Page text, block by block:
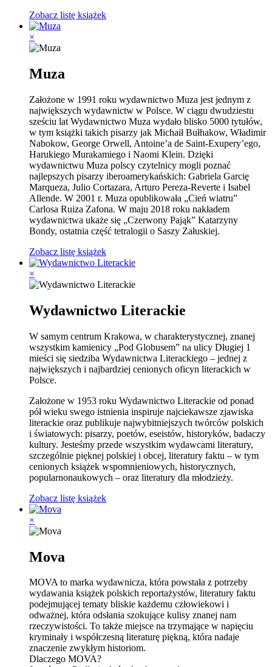
Zobacz listę książek
×
Muza
Założone w 1991 roku wydawnictwo Muza jest jednym z
największych wydawnictw w Polsce. W ciągu dwudziestu
sześciu lat Wydawnictwo Muza wydało blisko 5000 tytułów,
w tym książki takich pisarzy jak Michaił Bułhakow, Władimir
Nabokow, George Orwell, Antoine’a de Saint-Exupery’ego,
Harukiego Murakamiego i Naomi Klein. Dzięki
wydawnictwu Muza polscy czytelnicy mogli poznać
najlepszych pisarzy iberoamerykańskich: Gabriela Garcię
Marqueza, Julio Cortazara, Arturo Pereza-Reverte i Isabel
Allende. W 2001 r. Muza opublikowała „Cień wiatru”
Carlosa Ruiza Zafona. W maju 2018 roku nakładem
wydawnictwa ukaże się „Czerwony Pająk” Katarzyny
Bondy, ostatnia część tetralogii o Saszy Załuskiej.
Zobacz listę książek
×
Wydawnictwo Literackie
W samym centrum Krakowa, w charakterystycznej, znanej
wszystkim kamienicy „Pod Globusem” na ulicy Długiej 1
mieści się siedziba Wydawnictwa Literackiego – jednej z
największych i najbardziej cenionych oficyn literackich w
Polsce.
Założone w 1953 roku Wydawnictwo Literackie od ponad
pół wieku swego istnienia inspiruje najciekawsze zjawiska
literackie oraz publikuje najwybitniejszych twórców polskich
i światowych: pisarzy, poetów, eseistów, historyków, badaczy
kultury. Jesteśmy przede wszystkim wydawcami literatury,
szczególnie pięknej polskiej i obcej, literatury faktu – w tym
cenionych książek wspomnieniowych, historycznych,
popularnonaukowych – oraz literatury dla młodzieży.
Zobacz listę książek
×
Mova
MOVA to marka wydawnicza, która powstała z potrzeby
wydawania książek polskich reportażystów, literatury faktu
podejmującej tematy bliskie każdemu człowiekowi i
odważnej, która odsłania szokujące kulisy znanej nam
rzeczywistości. To także miejsce na trzymające w napięciu
kryminały i współczesną literaturę piękną, która nadaje
znaczenie zwykłym historiom.
Dlaczego MOVA?